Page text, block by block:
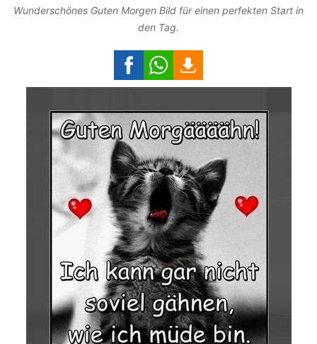
Wunderschönes Guten Morgen Bild für einen perfekten Start in
den Tag.